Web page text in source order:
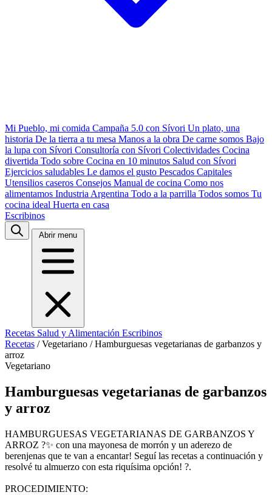
Mi Pueblo, mi comida Campaña 5.0 con Sívori Un plato, una
historia De la tierra a tu mesa Manos a la obra De carne somos Bajo
la lupa con Sívori Consultoría con Sívori Colectividades Cocina
divertida Todo sobre Cocina en 10 minutos Salud con Sívori
Ejercicios saludables Le damos el gusto Pescados Capitales
Utensilios caseros Consejos Manual de cocina Como nos
alimentamos Industria Argentina Todo a la parrilla Todos somos Tu
cocina ideal Huerta en casa
Escribinos
Abrir menu
Recetas Salud y Alimentación Escribinos
Recetas / Vegetariano / Hamburguesas vegetarianas de garbanzos y
arroz
Vegetariano
Hamburguesas vegetarianas de garbanzos
y arroz
HAMBURGUESAS VEGETARIANAS DE GARBANZOS Y
ARROZ ?✨ con una mayonesa de morrón y un aderezo de
berenjenas que te van a encantar! Seguí las recetas a continuación y
resolvé tu almuerzo con esta riquísima opción! ?.
PROCEDIMIENTO: